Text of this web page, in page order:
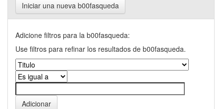
Iniciar una nueva b00fasqueda
Adicione filtros para la b00fasqueda:
Use filtros para refinar los resultados de b00fasqueda.